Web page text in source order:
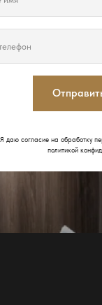
Я даю согласие на обработку
политикой